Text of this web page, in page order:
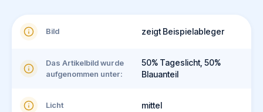
Bild zeigt Beispielableger
Das Artikelbild wurde
aufgenommen unter:
50% Tageslicht, 50%
Blauanteil
Licht mittel